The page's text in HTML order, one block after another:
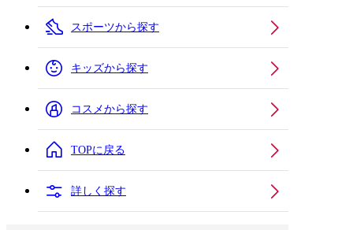
スポーツから探す
キッズから探す
コスメから探す
TOPに戻る
詳しく探す